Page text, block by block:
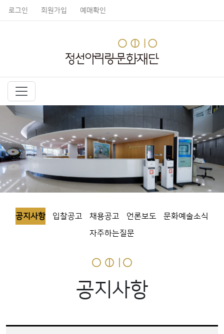
로그인 회원가입 예매확인
공지사항 입찰공고 채용공고 언론보도
문화예술소식
자주하는질문
공지사항